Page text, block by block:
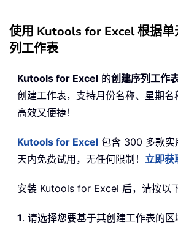
使用 Kutools for Excel 根据单
列工作表
Kutools for Excel 的创建序列工作
创建工作表，支持月份名称、星期名
高效又便捷！
Kutools for Excel 包含 300 多款
天内免费试用，无任何限制！ 立即获
安装 Kutools for Excel 后，请按以
1. 请选择您要基于其创建工作表的区